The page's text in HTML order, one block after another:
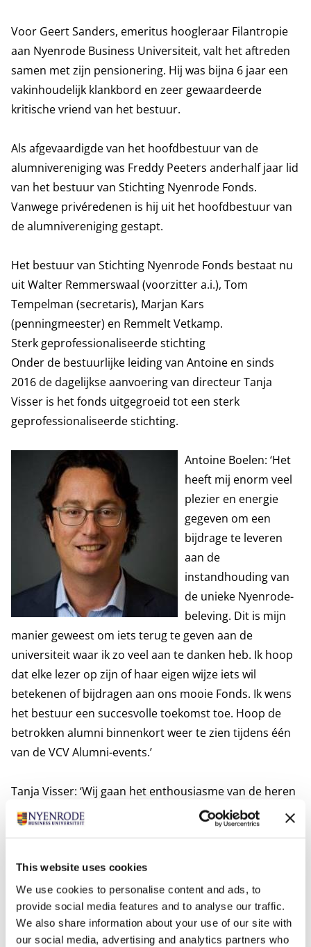
This website uses cookies
We use cookies to personalise content and ads, to
provide social media features and to analyse our traffic.
We also share information about your use of our site with
our social media, advertising and analytics partners who
Voor Geert Sanders, emeritus hoogleraar Filantropie
aan Nyenrode Business Universiteit, valt het aftreden
samen met zijn pensionering. Hij was bijna 6 jaar een
vakinhoudelijk klankbord en zeer gewaardeerde
kritische vriend van het bestuur.
Als afgevaardigde van het hoofdbestuur van de
alumnivereniging was Freddy Peeters anderhalf jaar lid
van het bestuur van Stichting Nyenrode Fonds.
Vanwege privéredenen is hij uit het hoofdbestuur van
de alumnivereniging gestapt.
Het bestuur van Stichting Nyenrode Fonds bestaat nu
uit Walter Remmerswaal (voorzitter a.i.), Tom
Tempelman (secretaris), Marjan Kars
(penningmeester) en Remmelt Vetkamp.
Sterk geprofessionaliseerde stichting
Onder de bestuurlijke leiding van Antoine en sinds
2016 de dagelijkse aanvoering van directeur Tanja
Visser is het fonds uitgegroeid tot een sterk
geprofessionaliseerde stichting.
Antoine Boelen: ‘Het
heeft mij enorm veel
plezier en energie
gegeven om een
bijdrage te leveren
aan de
instandhouding van
de unieke Nyenrode-
beleving. Dit is mijn
manier geweest om iets terug te geven aan de
universiteit waar ik zo veel aan te danken heb. Ik hoop
dat elke lezer op zijn of haar eigen wijze iets wil
betekenen of bijdragen aan ons mooie Fonds. Ik wens
het bestuur een succesvolle toekomst toe. Hoop de
betrokken alumni binnenkort weer te zien tijdens één
van de VCV Alumni-events.’
Tanja Visser: ‘Wij gaan het enthousiasme van de heren
enorm missen. Zij hebben een belangrijke bijdrage
geleverd aan de ontwikkeling van het fonds. Goede
komende tijd wordt er kritisch gekeken naar de
governance van het fonds en daaruit volgt invulling
van vrijgegeven posities. Heren, bedankt voor jullie
inzet voor het landgoed, de universiteit en de